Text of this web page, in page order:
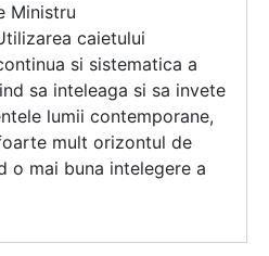
Ministru
caietului
si sistematica a
sa inteleaga si sa invete
lumii contemporane,
mult orizontul de
o mai buna intelegere a